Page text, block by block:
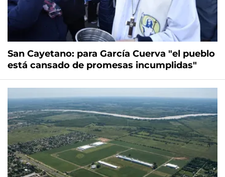
San Cayetano: para García Cuerva "el pueblo
está cansado de promesas incumplidas"